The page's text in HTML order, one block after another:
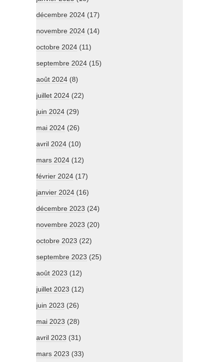
décembre 2024 (17)
novembre 2024 (14)
octobre 2024 (11)
septembre 2024 (15)
août 2024 (8)
juillet 2024 (22)
juin 2024 (29)
mai 2024 (26)
avril 2024 (10)
mars 2024 (12)
février 2024 (17)
janvier 2024 (16)
décembre 2023 (24)
novembre 2023 (20)
octobre 2023 (22)
septembre 2023 (25)
août 2023 (12)
juillet 2023 (12)
juin 2023 (26)
mai 2023 (28)
avril 2023 (31)
mars 2023 (33)